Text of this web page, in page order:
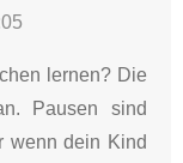
lernen? Die
. Pausen sind
wenn dein Kind